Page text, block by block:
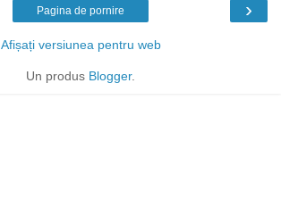
›
Pagina de pornire
Afișați versiunea pentru web
Un produs Blogger.